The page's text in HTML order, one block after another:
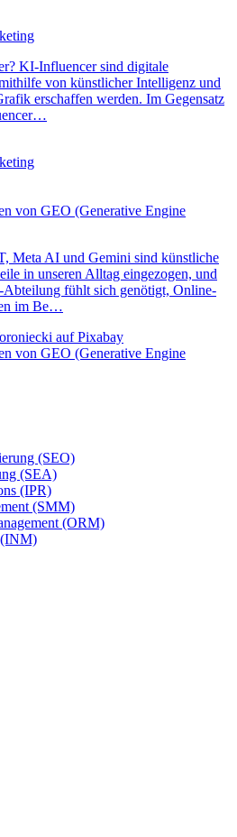
KI-Influencer sind digitale
von künstlicher Intelligenz und
erschaffen werden. Im Gegensatz
von GEO (Generative Engine
Meta AI und Gemini sind künstliche
in unseren Alltag eingezogen, und
Abteilung fühlt sich genötigt, Online-
im Be…
von GEO (Generative Engine
(SEO)
(SEA)
(IPR)
(SMM)
(ORM)
(INM)